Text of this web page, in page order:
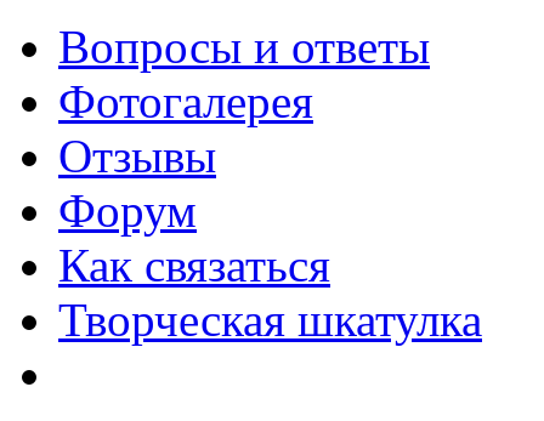
Вопросы и ответы
Фотогалерея
Отзывы
Форум
Как связаться
Творческая шкатулка